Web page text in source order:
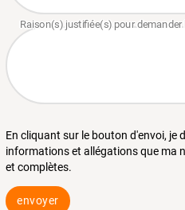
En cliquant sur le bouton d'envoi, je
informations et allégations que ma
et complètes.
envoyer